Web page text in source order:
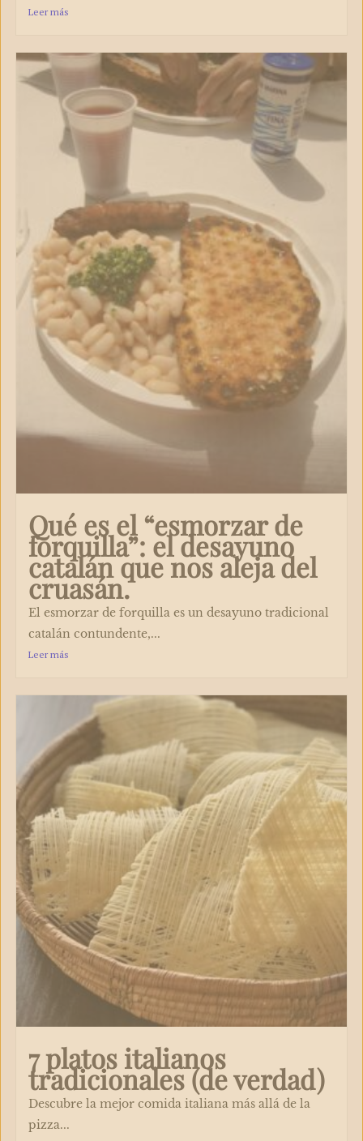
Leer más
Qué es el “esmorzar de
forquilla”: el desayuno
catalán que nos aleja del
cruasán.​
El esmorzar de forquilla es un desayuno tradicional
catalán contundente,...
Leer más
7 platos italianos
tradicionales (de verdad)
Descubre la mejor comida italiana más allá de la
pizza...